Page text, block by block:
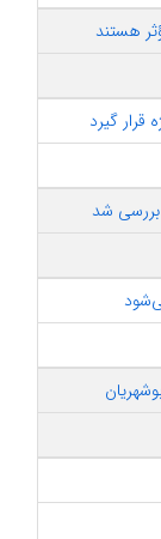
هستند
قرار گیرد
بررسی شد